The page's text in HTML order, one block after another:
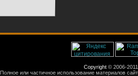
Copyright © 2006-
Полное или частичное использование материалов